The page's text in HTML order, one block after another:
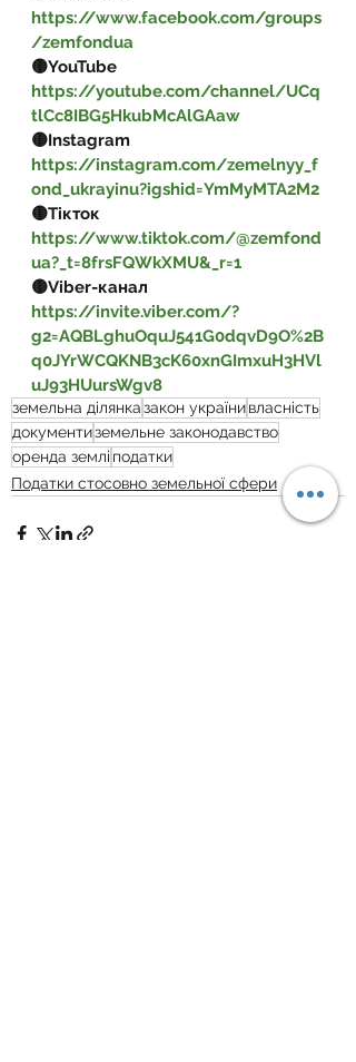
https://www.facebook.com/groups
/zemfondua
🟡YouTube
https://youtube.com/channel/UCq
tlCc8IBG5HkubMcAlGAaw
🟡Instagram
https://instagram.com/zemelnyy_f
ond_ukrayinu?igshid=YmMyMTA2M2
🟡Тікток
https://www.tiktok.com/@zemfond
ua?_t=8frsFQWkXMU&_r=1
🟡Viber-канал
https://invite.viber.com/?
g2=AQBLghuOquJ541G0dqvD9O%2B
q0JYrWCQKNB3cK60xnGImxuH3HVl
uJ93HUursWgv8
земельна ділянказакон українивласність
документиземельне законодавство
оренда землі податки
Податки стосовно земельної сфери